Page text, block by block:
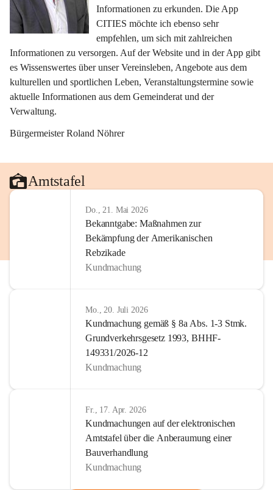
Informationen zu erkunden. Die App
CITIES möchte ich ebenso sehr
empfehlen, um sich mit zahlreichen
Informationen zu versorgen. Auf der Website und in der App gibt
es Wissenswertes über unser Vereinsleben, Angebote aus dem
kulturellen und sportlichen Leben, Veranstaltungstermine sowie
aktuelle Informationen aus dem Gemeinderat und der
Verwaltung.
Bürgermeister Roland Nöhrer
Amtstafel
Do., 21. Mai 2026
Bekanntgabe: Maßnahmen zur
Bekämpfung der Amerikanischen
Rebzikade
Kundmachung
Mo., 20. Juli 2026
Kundmachung gemäß § 8a Abs. 1-3 Stmk.
Grundverkehrsgesetz 1993, BHHF-
149331/2026-12
Kundmachung
Fr., 17. Apr. 2026
Kundmachungen auf der elektronischen
Amtstafel über die Anberaumung einer
Bauverhandlung
Kundmachung